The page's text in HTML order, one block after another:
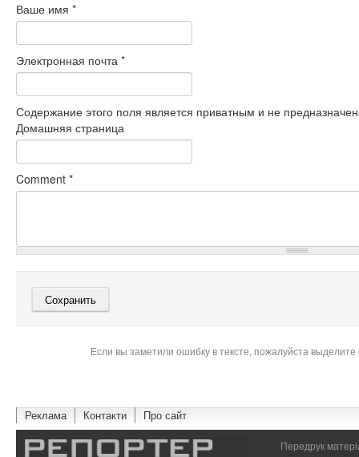
Ваше имя *
Электронная почта *
Содержание этого поля является приватным и не
Домашняя страница
Comment *
Если вы заметили ошибку в тексте, пожалуйста
Реклама Контакти Про сайт
Передрук